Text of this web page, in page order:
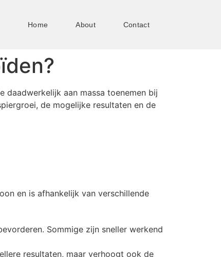
Home About Contact
daadwerkelijk aan massa toenemen bij
de mogelijke resultaten en de
en is afhankelijk van verschillende
Sommige zijn sneller werkend
resultaten, maar verhoogt ook de